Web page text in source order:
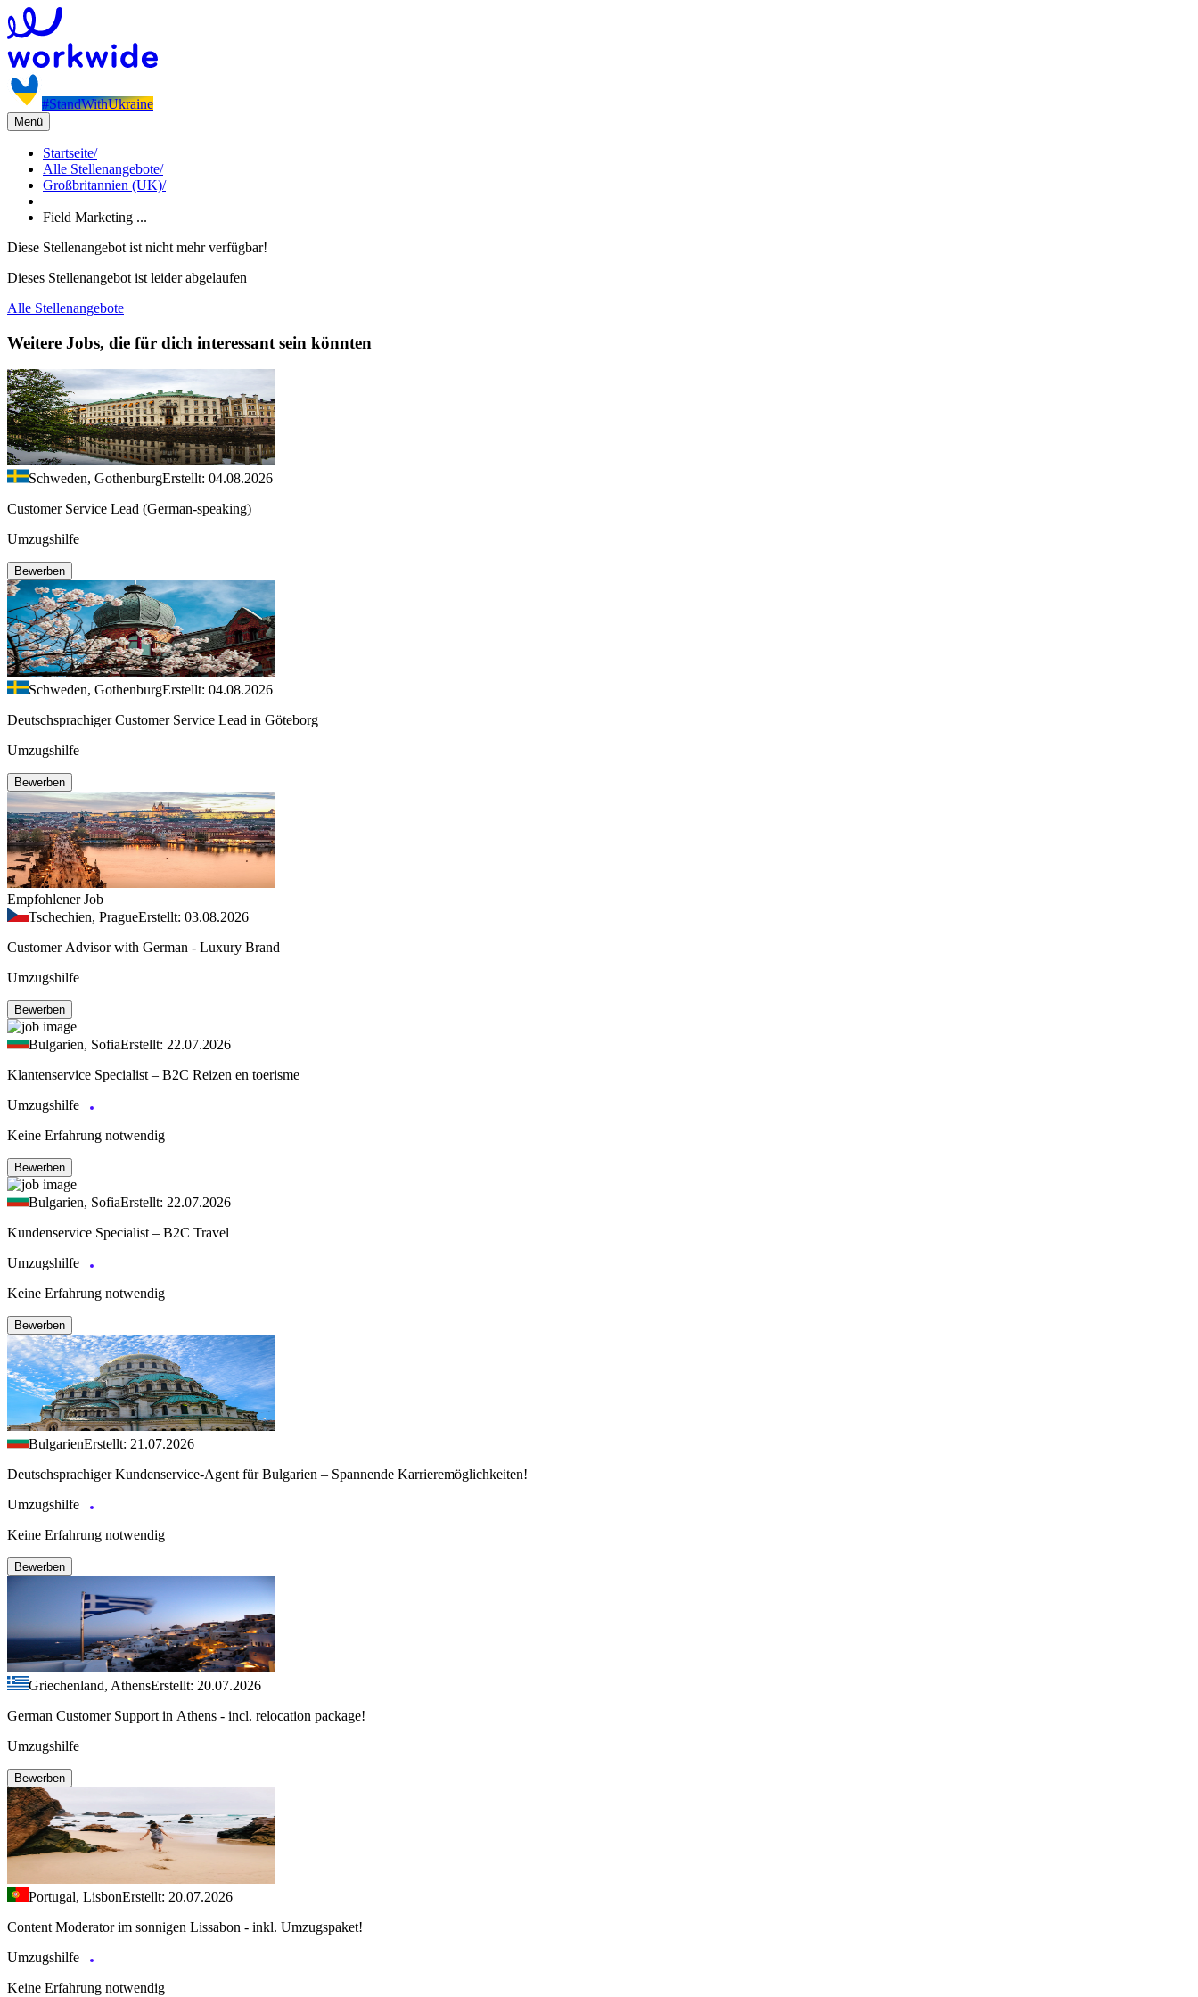
#StandWithUkraine
Menü
Startseite/
Alle Stellenangebote/
Großbritannien (UK)/
Field Marketing ...
Diese Stellenangebot ist nicht mehr verfügbar!
Dieses Stellenangebot ist leider abgelaufen
Alle Stellenangebote
Weitere Jobs, die für dich interessant sein könnten
Schweden, GothenburgErstellt: 04.08.2026
Customer Service Lead (German-speaking)
Umzugshilfe
Bewerben
Schweden, GothenburgErstellt: 04.08.2026
Deutschsprachiger Customer Service Lead in Göteborg
Umzugshilfe
Bewerben
Empfohlener Job
Tschechien, PragueErstellt: 03.08.2026
Customer Advisor with German - Luxury Brand
Umzugshilfe
Bewerben
Bulgarien, SofiaErstellt: 22.07.2026
Klantenservice Specialist – B2C Reizen en toerisme
Umzugshilfe
Keine Erfahrung notwendig
Bewerben
Bulgarien, SofiaErstellt: 22.07.2026
Kundenservice Specialist – B2C Travel
Umzugshilfe
Keine Erfahrung notwendig
Bewerben
BulgarienErstellt: 21.07.2026
Deutschsprachiger Kundenservice-Agent für Bulgarien – Spannende Karrieremöglichkeiten!
Umzugshilfe
Keine Erfahrung notwendig
Bewerben
Griechenland, AthensErstellt: 20.07.2026
German Customer Support in Athens - incl. relocation package!
Umzugshilfe
Bewerben
Portugal, LisbonErstellt: 20.07.2026
Content Moderator im sonnigen Lissabon - inkl. Umzugspaket!
Umzugshilfe
Keine Erfahrung notwendig